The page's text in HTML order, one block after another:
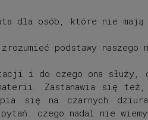
dla osób, które nie mają
podstawy naszego
i do czego ona
Zastanawia się
się na czarnych
czego nadal nie